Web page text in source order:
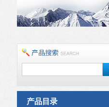
产品目录